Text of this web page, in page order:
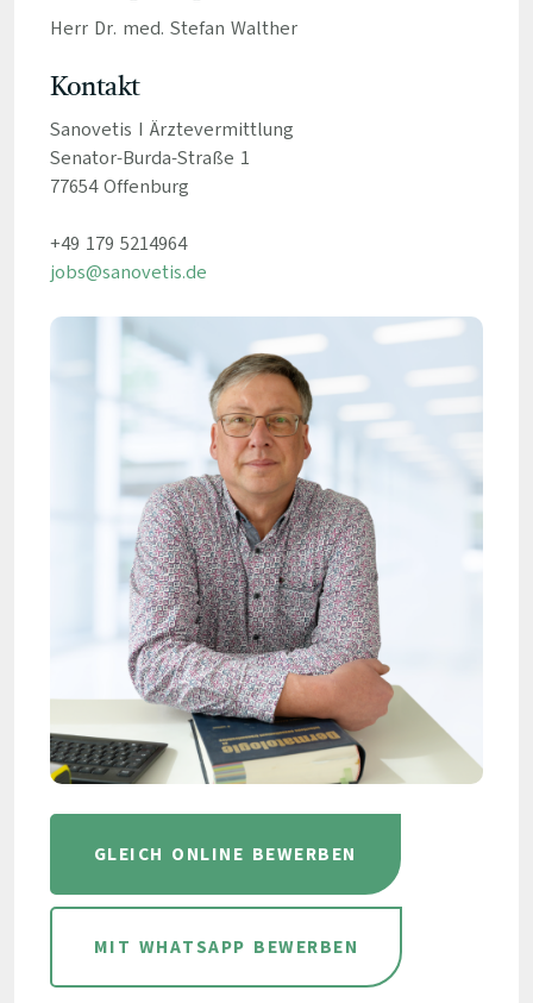
Herr Dr. med. Stefan Walther
Kontakt
Sanovetis I Ärztevermittlung
Senator-Burda-Straße 1
77654 Offenburg
+49 179 5214964
jobs@sanovetis.de
GLEICH ONLINE BEWERBEN
MIT WHATSAPP BEWERBEN